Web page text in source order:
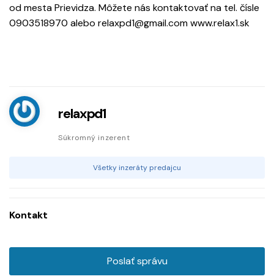
od mesta Prievidza. Môžete nás kontaktovať na tel. čísle
0903518970 alebo relaxpd1@gmail.com www.relax1.sk
relaxpd1
Súkromný inzerent
Všetky inzeráty predajcu
Kontakt
Poslať správu